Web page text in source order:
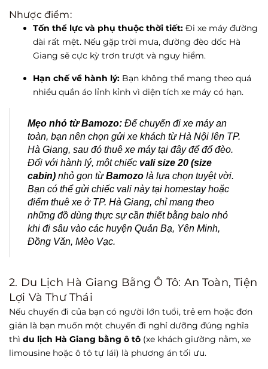
Nhược điểm:
Tốn thể lực và phụ thuộc thời tiết: Đi xe máy đường
dài rất mệt. Nếu gặp trời mưa, đường đèo dốc Hà
Giang sẽ cực kỳ trơn trượt và nguy hiểm.
Hạn chế về hành lý: Bạn không thể mang theo quá
nhiều quần áo lỉnh kỉnh vì diện tích xe máy có hạn.
Mẹo nhỏ từ Bamozo: Để chuyến đi xe máy an
toàn, bạn nên chọn gửi xe khách từ Hà Nội lên TP.
Hà Giang, sau đó thuê xe máy tại đây để đổ đèo.
Đối với hành lý, một chiếc vali size 20 (size
cabin) nhỏ gọn từBamozo là lựa chọn tuyệt vời.
Bạn có thể gửi chiếc vali này tại homestay hoặc
điểm thuê xe ở TP. Hà Giang, chỉ mang theo
những đồ dùng thực sự cần thiết bằng balo nhỏ
khi đi sâu vào các huyện Quản Bạ, Yên Minh,
Đồng Văn, Mèo Vạc.
2. Du Lịch Hà Giang Bằng Ô Tô: An Toàn, Tiện
Lợi Và Thư Thái
Nếu chuyến đi của bạn có người lớn tuổi, trẻ em hoặc đơn
giản là bạn muốn một chuyến đi nghỉ dưỡng đúng nghĩa
thì du lịch Hà Giang bằng ô tô (xe khách giường nằm, xe
limousine hoặc ô tô tự lái) là phương án tối ưu.